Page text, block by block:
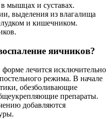
мышцах и суставах.
выделения из влагалища
и кишечником.
яичников?
лечится исключительно
режима. В начале
обезболивающие
препараты.
добавляются